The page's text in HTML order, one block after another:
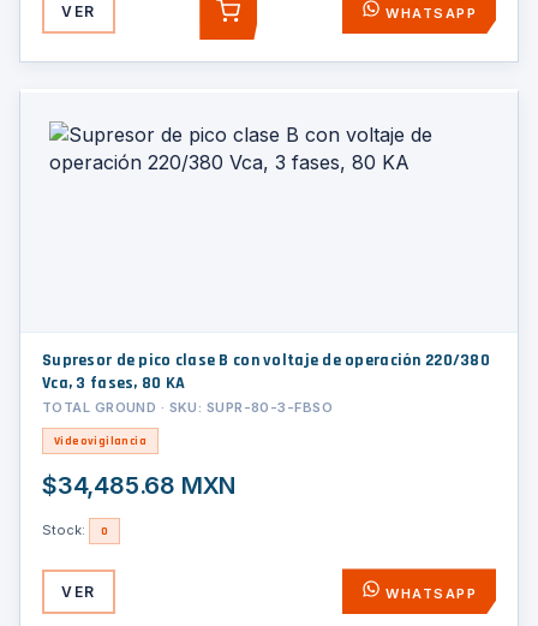
VER AGREGAR WHATSAPP
Supresor de pico clase B con voltaje de operación 220/380
Vca, 3 fases, 80 KA
TOTAL GROUND · SKU: SUPR-80-3-FBSO
Videovigilancia
$34,485.68 MXN
Stock: 0
VER WHATSAPP